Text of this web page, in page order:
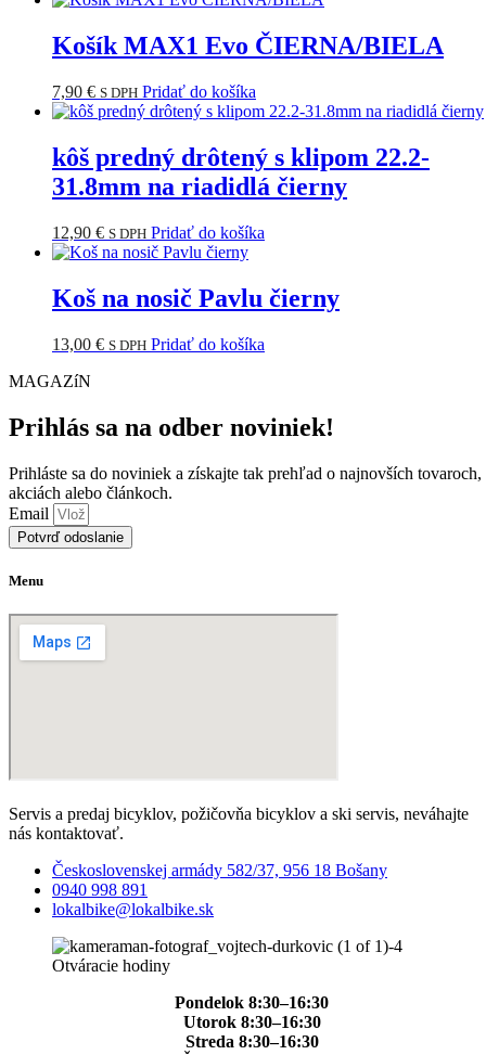
Košík MAX1 Evo ČIERNA/BIELA
7,90 € S DPH Pridať do košíka
kôš predný drôtený s klipom 22.2-
31.8mm na riadidlá čierny
12,90 € S DPH Pridať do košíka
Koš na nosič Pavlu čierny
13,00 € S DPH Pridať do košíka
MAGAZíN
Prihlás sa na odber noviniek!
Prihláste sa do noviniek a získajte tak prehľad o najnovších tovaroch,
akciách alebo článkoch.
Email
Potvrď odoslanie
Menu
Servis a predaj bicyklov, požičovňa bicyklov a ski servis, neváhajte
nás kontaktovať.
Československej armády 582/37, 956 18 Bošany
0940 998 891
lokalbike@lokalbike.sk
Otváracie hodiny
Pondelok 8:30–16:30
Utorok 8:30–16:30
Streda 8:30–16:30